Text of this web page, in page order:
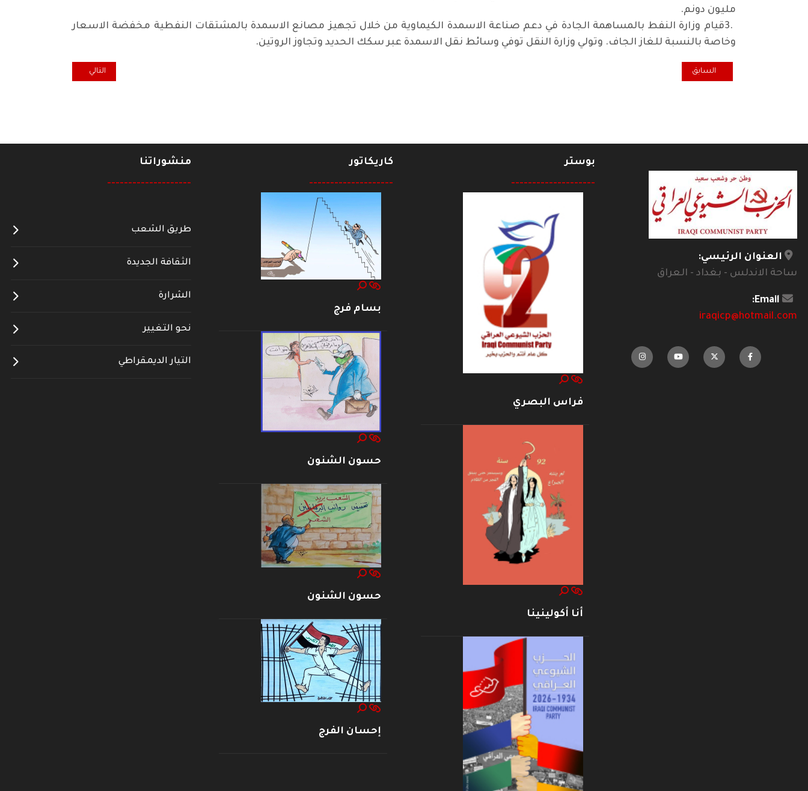
مليون دونم.
3.قيام وزارة النفط بالمساهمة الجادة في دعم صناعة الاسمدة الكيماوية من خلال تجهيز مصانع الاسمدة بالمشتقات النفطية مخفضة الاسعار
وخاصة بالنسبة للغاز الجاف. وتولي وزارة النقل توفي وسائط نقل الاسمدة عبر سكك الحديد وتجاوز الروتين.
المقال السابق: ليس مجرد كلام.. المخدّرات ..آفةٌ تفتكُ بالوطن ومستقبله..!/ عبد السادة البصري
السابق المقال التالي: حكايات أبي زاهد..
التالي
العنوان الرئيسي:
ساحة الاندلس - بغداد - العراق
Email:
iraqicp@hotmail.com
بوستر
--------------------
فراس البصري
أنا أكولينينا
كاريكاتور
--------------------
بسام فرج
حسون الشنون
حسون الشنون
إحسان الفرج
منشوراتنا
--------------------
طريق الشعب
الثقافة الجديدة
الشرارة
نحو التغيير
التيار الديمقراطي